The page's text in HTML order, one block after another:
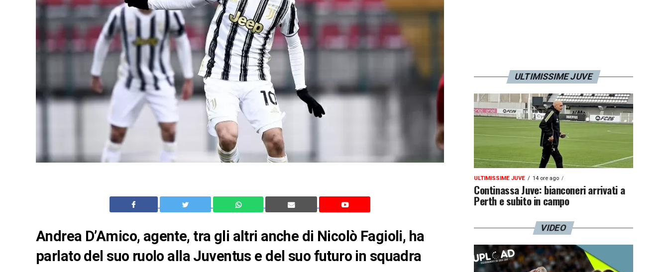
Andrea D’Amico, agente, tra gli altri anche di Nicolò Fagioli, ha
parlato del suo ruolo alla Juventus e del suo futuro in squadra
ULTIMISSIME JUVE
ULTIMISSIME JUVE 14 ore ago
Continassa Juve: bianconeri arrivati a
Perth e subito in campo
VIDEO